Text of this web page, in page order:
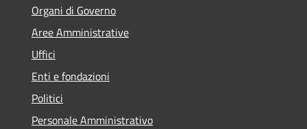
Organi di Governo
Aree Amministrative
Uffici
Enti e fondazioni
Politici
Personale Amministrativo